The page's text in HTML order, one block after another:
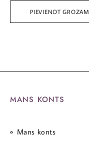
PIEVIENOT GROZAM
MANS KONTS
Mans konts